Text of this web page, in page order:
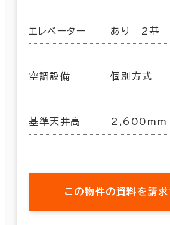
エレベーター あり 2基
空調設備 個別方式
基準天井高 2,600mm
この物件の資料を請求